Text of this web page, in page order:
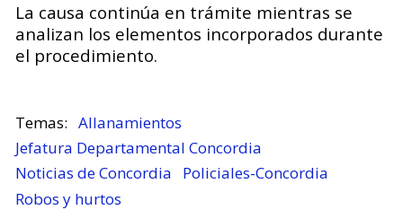
La causa continúa en trámite mientras se
analizan los elementos incorporados durante
el procedimiento.
Allanamientos
Jefatura Departamental Concordia
Noticias de Concordia
Policiales-Concordia
Robos y hurtos